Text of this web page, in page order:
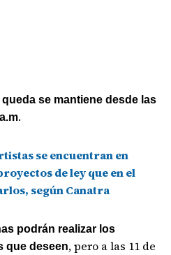
se mantiene desde las
.
se encuentran en
de ley que en el
según Canatra
podrán realizar los
que deseen, pero a las 11 de